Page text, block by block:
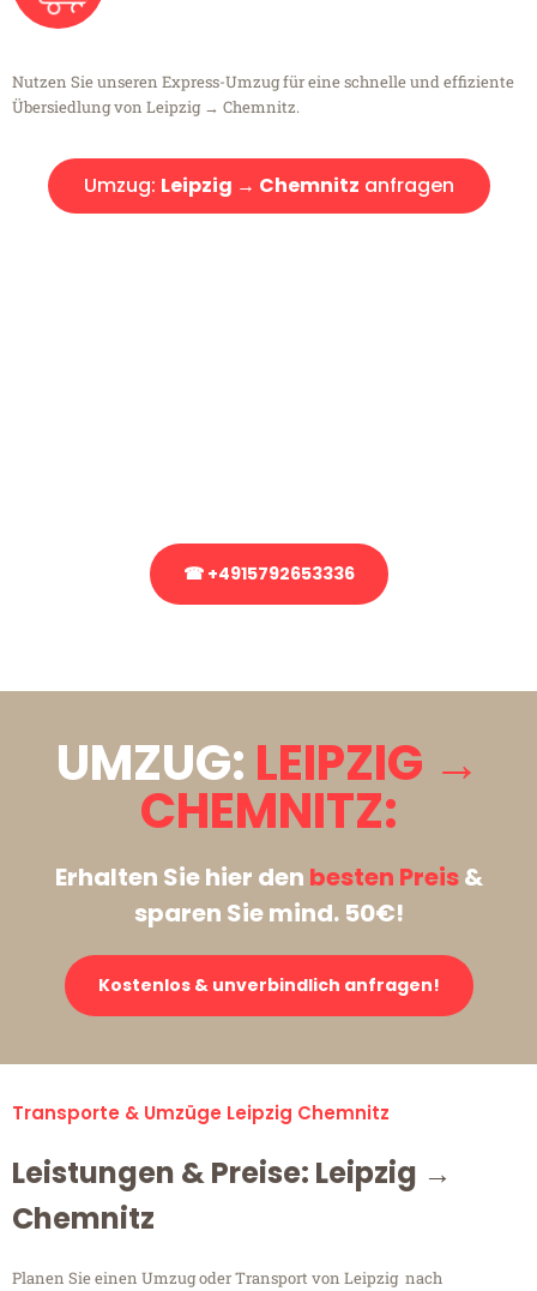
Nutzen Sie unseren Express-Umzug für eine schnelle und effiziente
Übersiedlung von Leipzig → Chemnitz.
Umzug: Leipzig → Chemnitz anfragen
☎ +4915792653336
UMZUG: LEIPZIG →
CHEMNITZ:
Erhalten Sie hier den besten Preis&
sparen Sie mind. 50€!
Kostenlos & unverbindlich anfragen!
Transporte & Umzüge Leipzig Chemnitz
Leistungen & Preise: Leipzig →
Chemnitz
Planen Sie einen Umzug oder Transport von Leipzig nach